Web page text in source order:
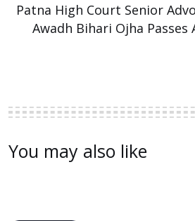
Patna High Court Senior
Awadh Bihari Ojha Passes
You may also like